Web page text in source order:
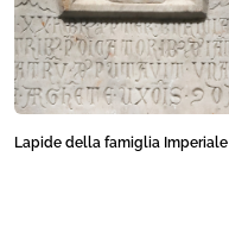
Lapide della famiglia Imperiale